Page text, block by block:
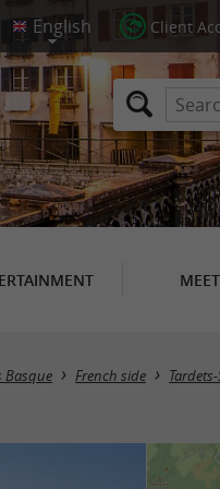
Client
Basque French side